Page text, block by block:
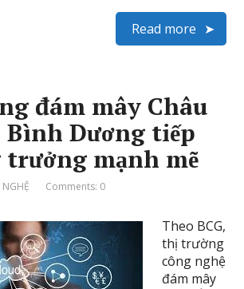
Read more
đám mây Châu
Bình Dương tiếp
mạnh mẽ
Comments: 0
Theo BCG,
thị trường
công nghệ
đám mây